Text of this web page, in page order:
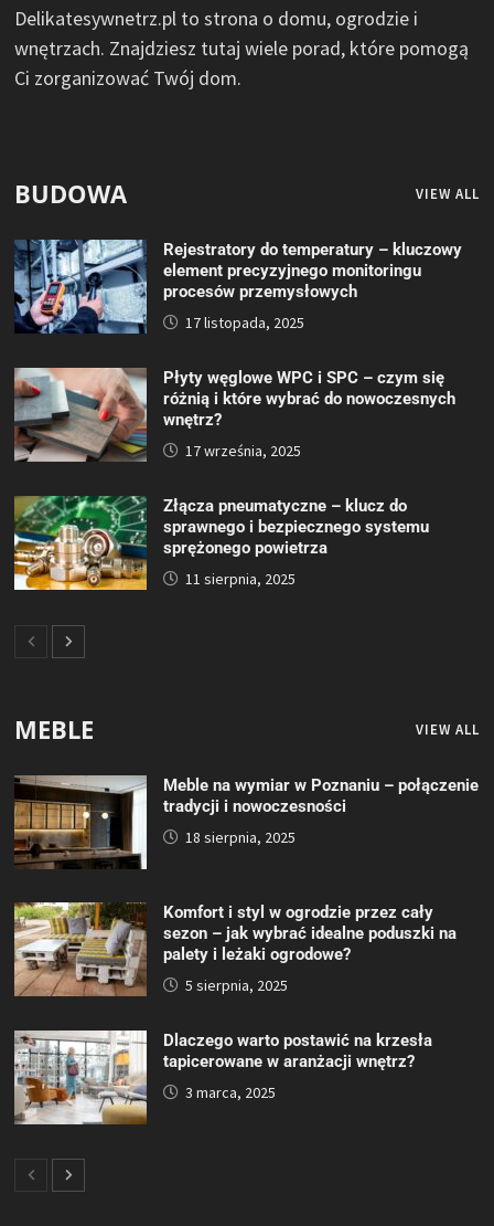
Delikatesywnetrz.pl to strona o domu, ogrodzie i
wnętrzach. Znajdziesz tutaj wiele porad, które pomogą
Ci zorganizować Twój dom.
BUDOWA VIEW ALL
Rejestratory do temperatury – kluczowy
element precyzyjnego monitoringu
procesów przemysłowych
17 listopada, 2025
Płyty węglowe WPC i SPC – czym się
różnią i które wybrać do nowoczesnych
wnętrz?
17 września, 2025
Złącza pneumatyczne – klucz do
sprawnego i bezpiecznego systemu
sprężonego powietrza
11 sierpnia, 2025
MEBLE VIEW ALL
Meble na wymiar w Poznaniu – połączenie
tradycji i nowoczesności
18 sierpnia, 2025
Komfort i styl w ogrodzie przez cały
sezon – jak wybrać idealne poduszki na
palety i leżaki ogrodowe?
5 sierpnia, 2025
Dlaczego warto postawić na krzesła
tapicerowane w aranżacji wnętrz?
3 marca, 2025